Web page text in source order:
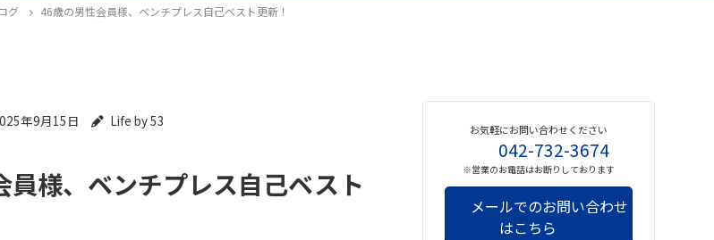
グ 46歳の男性会員様、ベンチプレス自己ベスト更新！
年9月15日
Life by 53
員様、ベンチプレス自己ベスト
お気軽にお問い合わせください
042-732-3674
※営業のお電話はお断りしております
メールでのお問い合わせ
はこちら